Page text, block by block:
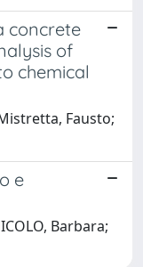
concrete
of
chemical
Fausto;
e
Barbara;